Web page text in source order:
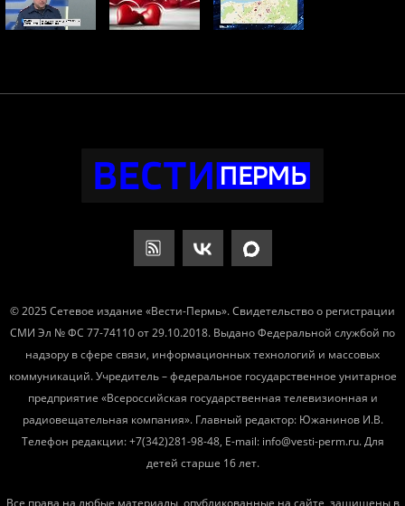
© 2025 Сетевое издание «Вести-Пермь». Свидетельство о регистрации
СМИ Эл № ФС 77-74110 от 29.10.2018. Выдано Федеральной службой по
надзору в сфере связи, информационных технологий и массовых
коммуникаций. Учредитель – федеральное государственное унитарное
предприятие «Всероссийская государственная телевизионная и
радиовещательная компания». Главный редактор: Южанинов И.В.
Телефон редакции: +7(342)281-98-48, E-mail: info@vesti-perm.ru. Для
детей старше 16 лет.
Все права на любые материалы, опубликованные на сайте, защищены в